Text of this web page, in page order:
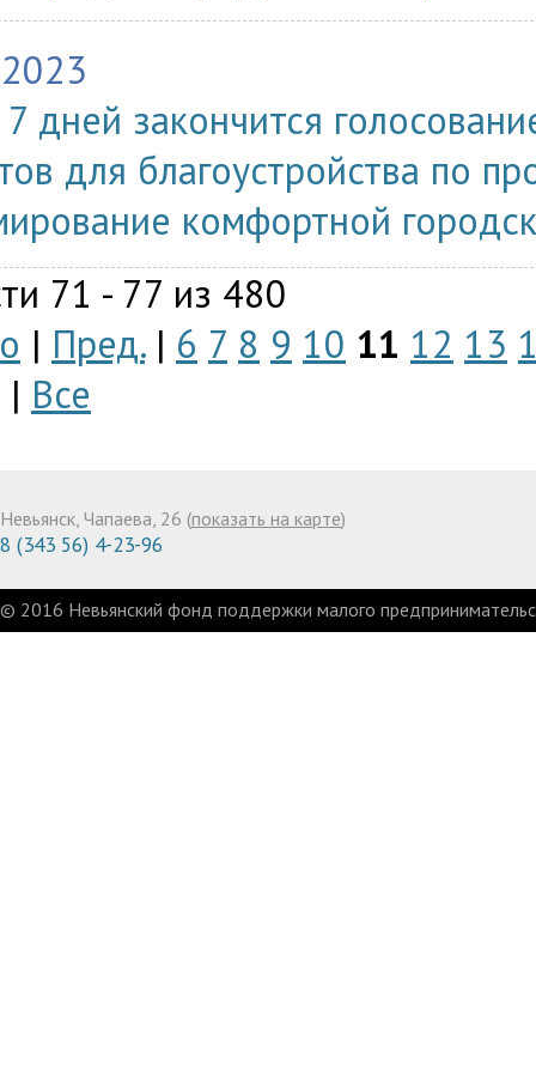
дней закончится
для благоустройства по
комфортной
71 - 77 из 480
| Пред.| 6 7 8 9 10 11 12 13
| Все
Невьянск, Чапаева, 26 (показать на карте)
8 (343 56) 4-23-96
© 2016 Невьянский фонд поддержки малого